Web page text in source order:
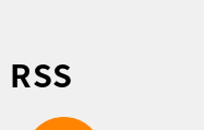
facebook